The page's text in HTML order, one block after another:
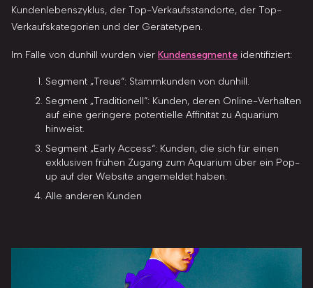
Kundenlebenszyklus, der Top-Verkaufsstandorte, der Top-
Verkaufskategorien und der Gerätetypen.
Im Falle von dunhill wurden vier Kundensegmente identifiziert:
Segment „Treue“: Stammkunden von dunhill.
Segment „Traditionell“: Kunden, deren Online-Verhalten
auf eine geringere potentielle Affinität zu Aquarium
hinweist.
Segment „Early Access“: Kunden, die sich für einen
exklusiven frühen Zugang zum Aquarium über ein Pop-
up auf der Website angemeldet haben.
Alle anderen Kunden